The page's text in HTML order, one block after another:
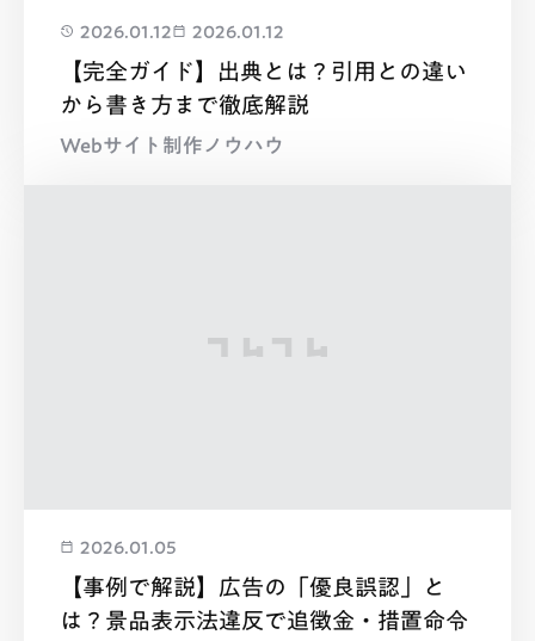
2026.01.12 2026.01.12
【完全ガイド】出典とは？引用との違い
から書き方まで徹底解説
Webサイト制作ノウハウ
2026.01.05
【事例で解説】広告の「優良誤認」と
は？景品表示法違反で追徴金・措置命令